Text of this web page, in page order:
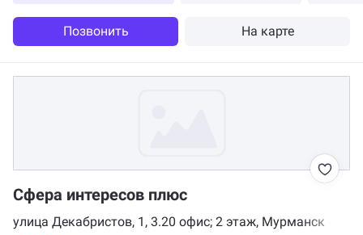
Позвонить На карте
Сфера интересов плюс
улица Декабристов, 1, 3.20 офис; 2 этаж, Мурманск